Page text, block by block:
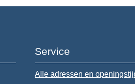
Service
Alle adressen en